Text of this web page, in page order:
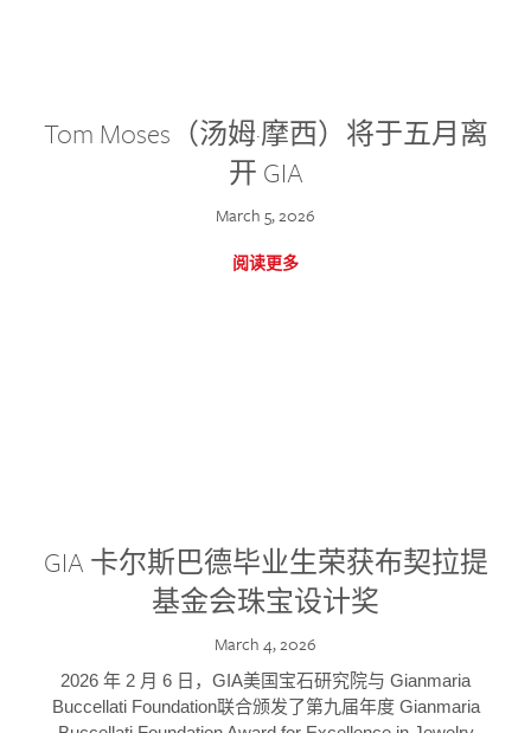
Tom Moses（汤姆·摩西）将于五月离
开 GIA
March 5, 2026
阅读更多
GIA 卡尔斯巴德毕业生荣获布契拉提
基金会珠宝设计奖
March 4, 2026
2026 年 2 月 6 日，GIA美国宝石研究院与 Gianmaria
Buccellati Foundation联合颁发了第九届年度 Gianmaria